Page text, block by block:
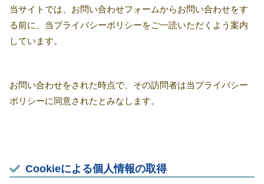
当サイトでは、お問い合わせフォームからお問い合わせをす
る前に、当プライバシーポリシーをご一読いただくよう案内
しています。
お問い合わせをされた時点で、その訪問者は当プライバシー
ポリシーに同意されたとみなします。
Cookieによる個人情報の取得